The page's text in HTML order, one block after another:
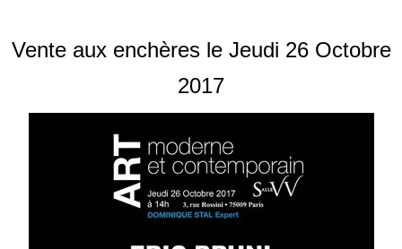
Vente aux enchères le Jeudi 26 Octobre
2017